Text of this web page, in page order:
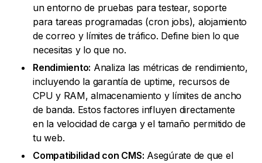
un entorno de pruebas para testear, soporte
para tareas programadas (cron jobs), alojamiento
de correo y límites de tráfico. Define bien lo que
necesitas y lo que no.
Rendimiento: Analiza las métricas de rendimiento,
incluyendo la garantía de uptime, recursos de
CPU y RAM, almacenamiento y límites de ancho
de banda. Estos factores influyen directamente
en la velocidad de carga y el tamaño permitido de
tu web.
Compatibilidad con CMS: Asegúrate de que el